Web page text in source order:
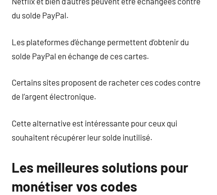
du solde PayPal.
Les plateformes d’échange permettent d’obtenir du
solde PayPal en échange de ces cartes.
Certains sites proposent de racheter ces codes contre
de l’argent électronique.
Cette alternative est intéressante pour ceux qui
souhaitent récupérer leur solde inutilisé.
Les meilleures solutions pour
monétiser vos codes